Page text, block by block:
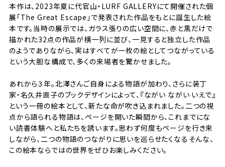
本作は、2023年夏に代官山・LURF GALLERYにて開催された個
展「The Great Escape」で発表された作品をもとに誕生した絵
本です。当時の展示では、ガラス張りの広い空間に、赤と黒だけで
描かれた32点の作品が横一列に並び、一見すると独立した作品
のようでありながら、実はすべてが一枚の絵としてつながっている
という大胆な構成で、多くの来場者を驚かせました。
あれから３年。北澤さんご自身による物語が加わり、さらに装丁
家・名久井直子のブックデザインによって、『ながい ながい いえで』
という一冊の絵本として、新たな命が吹き込まれました。 二つの視
点から語られる物語は、ページを開いた瞬間から、これまでにな
い読書体験へと私たちを誘います。思わず何度もページを行き来
しながら、二つの物語のつながりに思いを巡らせたくなる――そんな、
この絵本ならではの世界をぜひお楽しみください。